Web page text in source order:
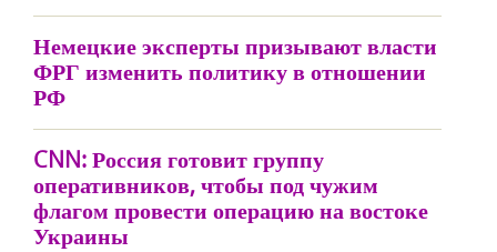
Немецкие эксперты призывают власти
ФРГ изменить политику в отношении
РФ
CNN: Россия готовит группу
оперативников, чтобы под чужим
флагом провести операцию на востоке
Украины